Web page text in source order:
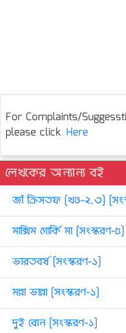
For Complaints/
please click Here
লেখকের অন্যান্য বই
জাঁ ক্রিসতফ [খণ্ড-২,৩]
মাক্সিম গোর্কি মা [সংস্করণ-৫]
ভারতবর্ষ [সংস্করণ-১]
মন্না ভান্না [সংস্করণ-১]
দুই বোন [সংস্করণ-১]